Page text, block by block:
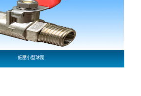
低壓小型球閥